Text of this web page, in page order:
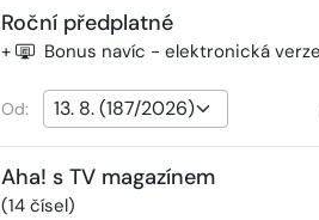
Roční předplatné
+ Bonus navíc - elektronická
Od:
Aha! s TV magazínem
(14čísel)